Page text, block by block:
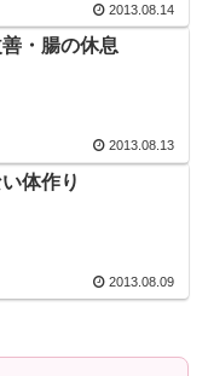
2013.08.14
・腸の休息
2013.08.13
体作り
2013.08.09